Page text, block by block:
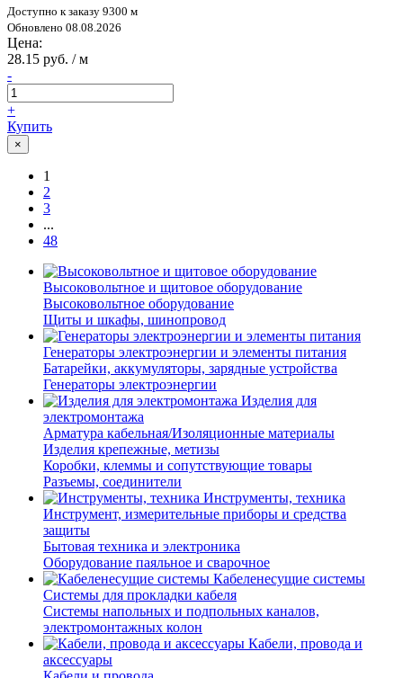
Доступно к заказу 9300 м
Обновлено 08.08.2026
Цена:
28.15 руб. / м
-
+
Купить
×
1
2
3
...
48
Высоковольтное и щитовое оборудование
Высоковольтное оборудование
Щиты и шкафы, шинопровод
Генераторы электроэнергии и элементы питания
Батарейки, аккумуляторы, зарядные устройства
Генераторы электроэнергии
Изделия для
электромонтажа
Арматура кабельная/Изоляционные материалы
Изделия крепежные, метизы
Коробки, клеммы и сопутствующие товары
Разъемы, соединители
Инструменты, техника
Инструмент, измерительные приборы и средства
защиты
Бытовая техника и электроника
Оборудование паяльное и сварочное
Кабеленесущие системы
Системы для прокладки кабеля
Системы напольных и подпольных каналов,
электромонтажных колон
Кабели, провода и
аксессуары